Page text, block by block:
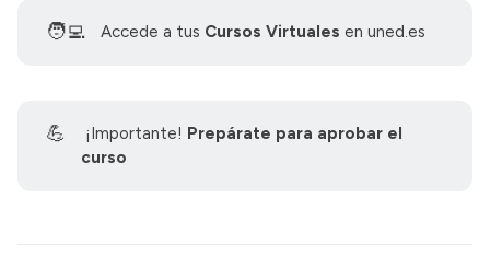
🧑‍💻 Accede a tus Cursos Virtuales enuned.es
💪 ¡Importante! Prepárate para aprobar el
curso